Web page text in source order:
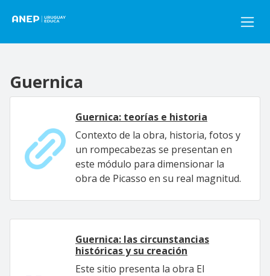
Guernica
Guernica: teorías e historia
Contexto de la obra, historia, fotos y
un rompecabezas se presentan en
este módulo para dimensionar la
obra de Picasso en su real magnitud.
Guernica: las circunstancias
históricas y su creación
Este sitio presenta la obra El